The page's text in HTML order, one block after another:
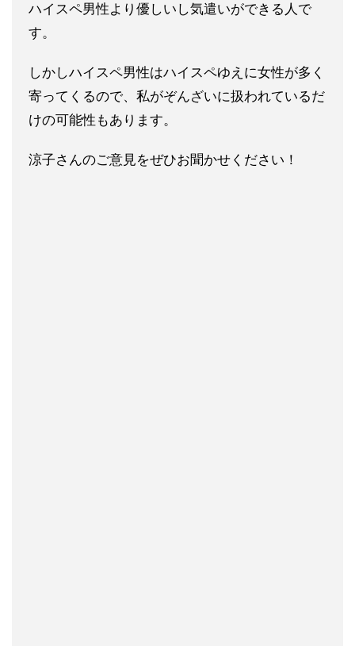
ハイスペ男性より 優しいし気遣いができる人で
す。
しかしハイスペ男性はハイスペゆえに女性が多く
寄ってくるので、 私がぞんざいに扱われているだ
けの可能性もあります。
涼子さんのご意見をぜひお聞かせください！